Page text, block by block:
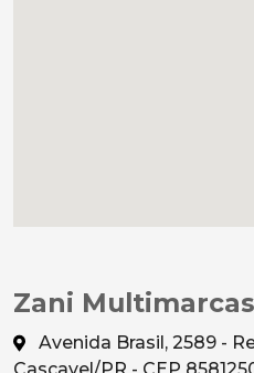
Zani Multimarcas
Avenida Brasil, 2589 -
Cascavel/PR - CEP